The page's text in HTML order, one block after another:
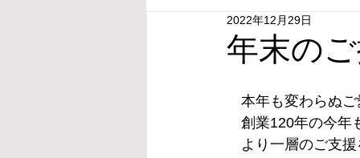
年末の
2022年12月29日
本年も変わらぬご
創業120年の今年
より一層のご支援